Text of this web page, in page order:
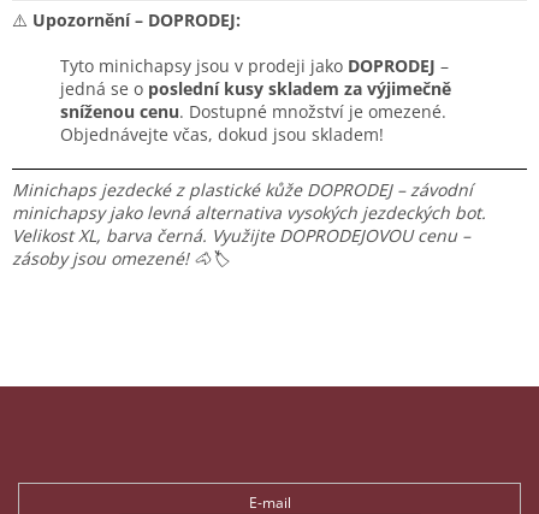
⚠️ Upozornění – DOPRODEJ:
Tyto minichapsy jsou v prodeji jako DOPRODEJ –
jedná se o poslední kusy skladem za výjimečně
sníženou cenu. Dostupné množství je omezené.
Objednávejte včas, dokud jsou skladem!
Minichaps jezdecké z plastické kůže DOPRODEJ – závodní
minichapsy jako levná alternativa vysokých jezdeckých bot.
Velikost XL, barva černá. Využijte DOPRODEJOVOU cenu –
zásoby jsou omezené! 🐴🏷️
Z
E-mail